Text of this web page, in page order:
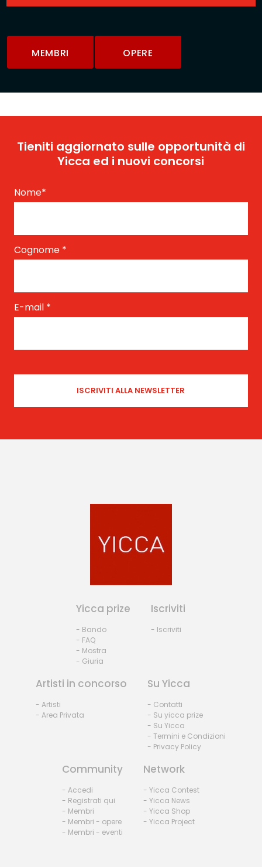
MEMBRI OPERE
Tieniti aggiornato sulle opportunità di
Yicca ed i nuovi concorsi
Nome*
Cognome *
E-mail *
Yicca prize
- Bando
- FAQ
- Mostra
- Giuria
Iscriviti
- Iscriviti
Artisti in concorso
- Artisti
- Area Privata
Su Yicca
- Contatti
- Su yicca prize
- Su Yicca
- Termini e Condizioni
- Privacy Policy
Community
- Accedi
- Registrati qui
- Membri
- Membri - opere
- Membri - eventi
Network
- Yicca Contest
- Yicca News
- Yicca Shop
- Yicca Project